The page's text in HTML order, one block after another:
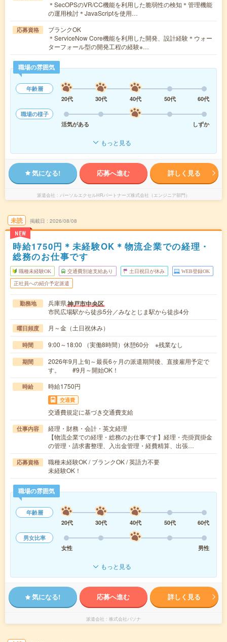
＊SecOPSのVR/CC機能を利用した脆弱性の検知＊管理機能
の運用検討＊JavaScriptを使用…
応募資格
ブランクOK
＊ServiceNow Core機能を利用した開発、設計経験＊ウォー
ターフォール型の開発工程の経験※…
職場の雰囲気
年齢層
20代
30代 40代 50代
60代
職場の様子
活気がある
しずか
もっと見る
気になる! 応募へ進む 詳しく見る
派遣会社 パーソルエクセルHRパートナーズ株式会社（エンジニア部門）
未読
NEW
掲載日 2026/08/08
時給1750円＊未経験OK＊物流企業での経理・
総務のお仕事です
職種未経験OK 交通費別途支給あり 土日祝日が休み WEB登録OK
正社員への紹介予定派遣
勤務地 兵庫県神戸市中央区
市民広場駅から徒歩5分／みなとじま駅から徒歩4分
曜日頻度 月～金（土日祝休み）
時間 9:00～18:00 （実働8時間）休憩60分 ※残業なし
期間
2026年9月上旬～最長6ヶ月の派遣期間後、直接雇用予定で
す。 #9月～開始OK！
時給 時給1750円
交通費
交通費規定に基づき交通費支給
仕事内容
経理・財務・会計・英文経理
【物流企業での経理・総務のお仕事です】経理・売掛買掛金
の管理・請求書整理、入出金管理・経費精算、出張…
応募資格
職種未経験OK / ブランクOK / 英語力不要
未経験OK！
職場の雰囲気
年齢層
20代
30代 40代 50代
60代
男女比率
女性
男性
もっと見る
気になる! 応募へ進む 詳しく見る
派遣会社 株式会社パソナ